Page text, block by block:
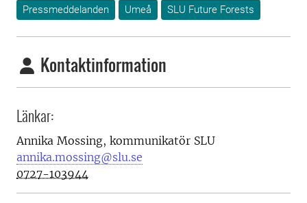
Pressmeddelanden Umeå SLU Future Forests
Kontaktinformation
Länkar:
Annika Mossing, kommunikatör SLU
annika.mossing@slu.se
0727-103944